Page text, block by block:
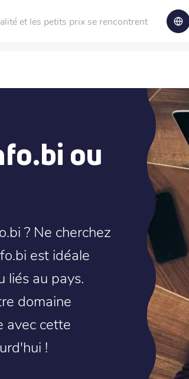
et les petits prix se rencontrent
ou
? Ne cherchez
est idéale
liés au pays.
domaine
avec cette
!